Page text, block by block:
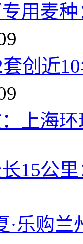
用麦
创近
上海
15公
·乐购